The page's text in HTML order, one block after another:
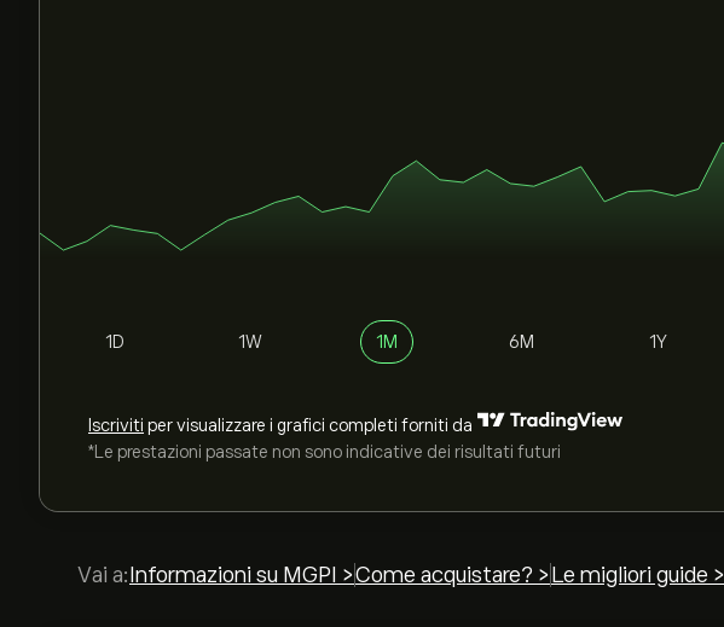
1D 1W 1M 6M 1Y
Iscriviti per visualizzare i grafici completi forniti da
*Le prestazioni passate non sono indicative dei risultati futuri
Vai a: Informazioni su MGPI >Come acquistare? > Le migliori guide >